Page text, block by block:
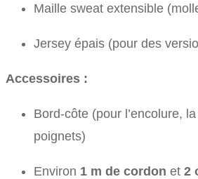
Maille sweat extensible
Jersey épais (pour des
Accessoires :
Bord-côte (pour l’encolure,
poignets)
Environ 1 m de cordon et 2